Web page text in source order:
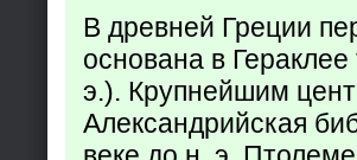
В древней Греции
основана в
э.). Крупнейшим
Александрийская